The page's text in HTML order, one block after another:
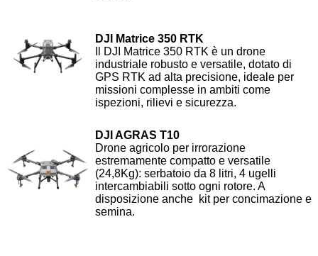
DJI Matrice 350 RTK
Il DJI Matrice 350 RTK è un drone
industriale robusto e versatile, dotato di
GPS RTK ad alta precisione, ideale per
missioni complesse in ambiti come
ispezioni, rilievi e sicurezza.
DJI AGRAS T10
Drone agricolo per irrorazione
estremamente compatto e versatile
(24,8Kg): serbatoio da 8 litri, 4 ugelli
intercambiabili sotto ogni rotore. A
disposizione anche kit per concimazione e
semina.